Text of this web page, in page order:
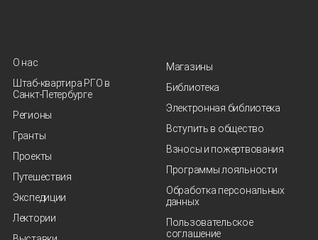
О нас
Штаб-квартира РГО в
Санкт‑Петербурге
Регионы
Гранты
Проекты
Путешествия
Экспедиции
Лектории
Магазины
Библиотека
Электронная библиотека
Вступить в общество
Взносы и пожертвования
Программы лояльности
Обработка персональных
данных
Пользовательское
соглашение